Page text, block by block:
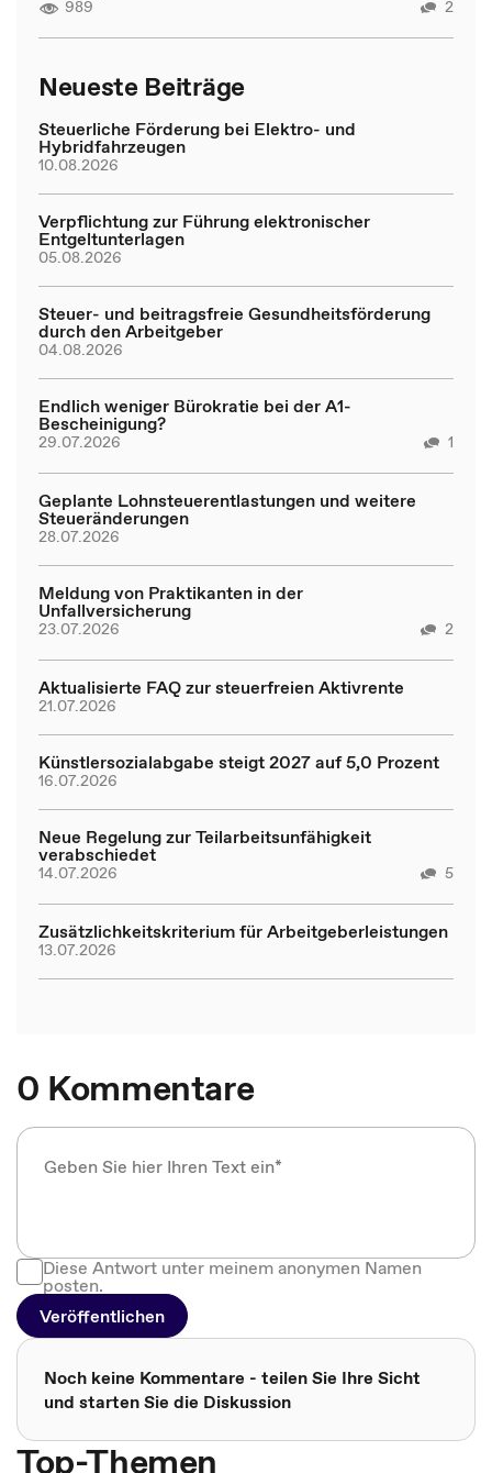
989 2
Neueste Beiträge
Steuerliche Förderung bei Elektro- und
Hybridfahrzeugen
10.08.2026
Verpflichtung zur Führung elektronischer
Entgeltunterlagen
05.08.2026
Steuer- und beitragsfreie Gesundheitsförderung
durch den Arbeitgeber
04.08.2026
Endlich weniger Bürokratie bei der A1-
Bescheinigung?
29.07.2026 1
Geplante Lohnsteuerentlastungen und weitere
Steueränderungen
28.07.2026
Meldung von Praktikanten in der
Unfallversicherung
23.07.2026 2
Aktualisierte FAQ zur steuerfreien Aktivrente
21.07.2026
Künstlersozialabgabe steigt 2027 auf 5,0 Prozent
16.07.2026
Neue Regelung zur Teilarbeitsunfähigkeit
verabschiedet
14.07.2026 5
Zusätzlichkeitskriterium für Arbeitgeberleistungen
13.07.2026
0 Kommentare
Diese Antwort unter meinem anonymen Namen
posten.
Veröffentlichen
Noch keine Kommentare - teilen Sie Ihre Sicht
und starten Sie die Diskussion
Top-Themen